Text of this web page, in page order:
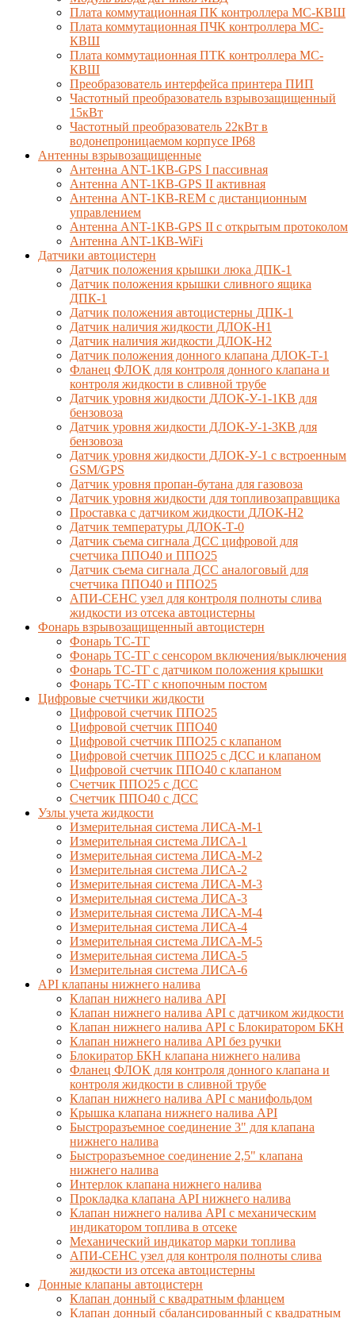
Плата коммутационная ПК контроллера МС-КВШ
Плата коммутационная ПЧК контроллера МС-
КВШ
Плата коммутационная ПТК контроллера МС-
КВШ
Преобразователь интерфейса принтера ПИП
Частотный преобразователь взрывозащищенный
15кВт
Частотный преобразователь 22кВт в
водонепроницаемом корпусе IP68
Антенны взрывозащищенные
Антенна ANT-1КВ-GPS I пассивная
Антенна ANT-1КВ-GPS II активная
Антенна ANT-1КВ-REM c дистанционным
управлением
Антенна ANT-1КВ-GPS II с открытым протоколом
Антенна ANT-1КВ-WiFi
Датчики автоцистерн
Датчик положения крышки люка ДПК-1
Датчик положения крышки сливного ящика
ДПК-1
Датчик положения автоцистерны ДПК-1
Датчик наличия жидкости ДЛОК-Н1
Датчик наличия жидкости ДЛОК-Н2
Датчик положения донного клапана ДЛОК-Т-1
Фланец ФЛОК для контроля донного клапана и
контроля жидкости в сливной трубе
Датчик уровня жидкости ДЛОК-У-1-1КВ для
бензовоза
Датчик уровня жидкости ДЛОК-У-1-3КВ для
бензовоза
Датчик уровня жидкости ДЛОК-У-1 с встроенным
GSM/GPS
Датчик уровня пропан-бутана для газовоза
Датчик уровня жидкости для топливозаправщика
Проставка с датчиком жидкости ДЛОК-Н2
Датчик температуры ДЛОК-Т-0
Датчик съема сигнала ДСС цифровой для
счетчика ППО40 и ППО25
Датчик съема сигнала ДСС аналоговый для
счетчика ППО40 и ППО25
АПИ-СЕНС узел для контроля полноты слива
жидкости из отсека автоцистерны
Фонарь взрывозащищенный автоцистерн
Фонарь ТС-ТГ
Фонарь ТС-ТГ с сенсором включения/выключения
Фонарь ТС-ТГ с датчиком положения крышки
Фонарь ТС-ТГ с кнопочным постом
Цифровые счетчики жидкости
Цифровой счетчик ППО25
Цифровой счетчик ППО40
Цифровой счетчик ППО25 с клапаном
Цифровой счетчик ППО25 с ДСС и клапаном
Цифровой счетчик ППО40 с клапаном
Счетчик ППО25 с ДСС
Счетчик ППО40 с ДСС
Узлы учета жидкости
Измерительная система ЛИСА-М-1
Измерительная система ЛИСА-1
Измерительная система ЛИСА-М-2
Измерительная система ЛИСА-2
Измерительная система ЛИСА-М-3
Измерительная система ЛИСА-3
Измерительная система ЛИСА-М-4
Измерительная система ЛИСА-4
Измерительная система ЛИСА-М-5
Измерительная система ЛИСА-5
Измерительная система ЛИСА-6
API клапаны нижнего налива
Клапан нижнего налива API
Клапан нижнего налива API с датчиком жидкости
Клапан нижнего налива API с Блокиратором БКН
Клапан нижнего налива API без ручки
Блокиратор БКН клапана нижнего налива
Фланец ФЛОК для контроля донного клапана и
контроля жидкости в сливной трубе
Клапан нижнего налива API с манифольдом
Крышка клапана нижнего налива API
Быстроразъемное соединение 3" для клапана
нижнего налива
Быстроразъемное соединение 2,5" клапана
нижнего налива
Интерлок клапана нижнего налива
Прокладка клапана API нижнего налива
Клапан нижнего налива API с механическим
индикатором топлива в отсеке
Механический индикатор марки топлива
АПИ-СЕНС узел для контроля полноты слива
жидкости из отсека автоцистерны
Донные клапаны автоцистерн
Клапан донный с квадратным фланцем
Клапан донный сбалансированный с квадратным